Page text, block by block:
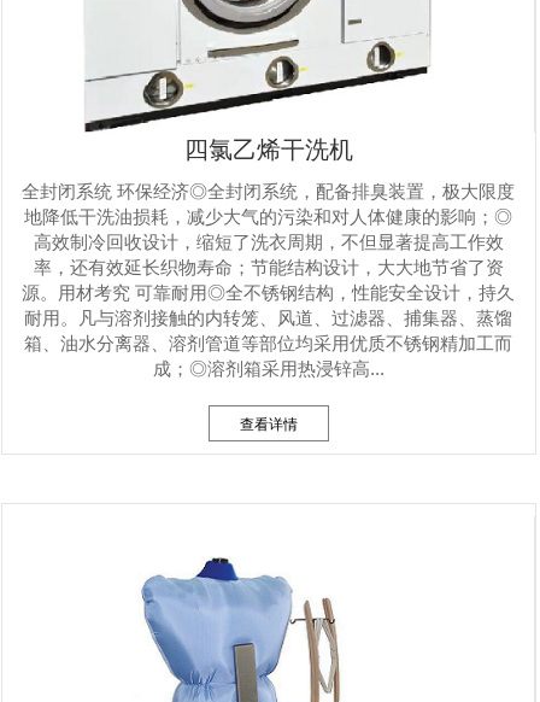
四氯乙烯干洗机
全封闭系统 环保经济◎全封闭系统，配备排臭装置，极大限度
地降低干洗油损耗，减少大气的污染和对人体健康的影响；◎
高效制冷回收设计，缩短了洗衣周期，不但显著提高工作效
率，还有效延长织物寿命；节能结构设计，大大地节省了资
源。用材考究 可靠耐用◎全不锈钢结构，性能安全设计，持久
耐用。凡与溶剂接触的内转笼、风道、过滤器、捕集器、蒸馏
箱、油水分离器、溶剂管道等部位均采用优质不锈钢精加工而
成；◎溶剂箱采用热浸锌高...
查看详情